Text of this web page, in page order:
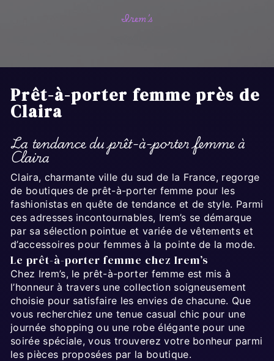
Irem’s
Prêt-à-porter femme près de
Claira
La tendance du prêt-à-porter femme à
Claira
Claira, charmante ville du sud de la France, regorge
de boutiques de prêt-à-porter femme pour les
fashionistas en quête de tendance et de style. Parmi
ces adresses incontournables, Irem’s se démarque
par sa sélection pointue et variée de vêtements et
d’accessoires pour femmes à la pointe de la mode.
Le prêt-à-porter femme chez Irem’s
Chez Irem’s, le prêt-à-porter femme est mis à
l’honneur à travers une collection soigneusement
choisie pour satisfaire les envies de chacune. Que
vous recherchiez une tenue casual chic pour une
journée shopping ou une robe élégante pour une
soirée spéciale, vous trouverez votre bonheur parmi
les pièces proposées par la boutique.